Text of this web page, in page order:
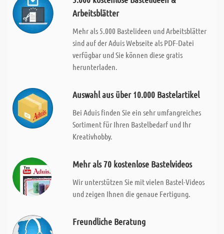
Arbeitsblätter
Mehr als 5.000 Bastelideen und Arbeitsblätter
sind auf der Aduis Webseite als PDF-Datei
verfügbar und Sie können diese gratis
herunterladen.
Auswahl aus über 10.000 Bastelartikel
Bei Aduis finden Sie ein sehr umfangreiches
Sortiment für Ihren Bastelbedarf und Ihr
Kreativhobby.
Mehr als 70 kostenlose Bastelvideos
Wir unterstützen Sie mit vielen Bastel-Videos
und zeigen Ihnen die genaue Fertigung.
Freundliche Beratung